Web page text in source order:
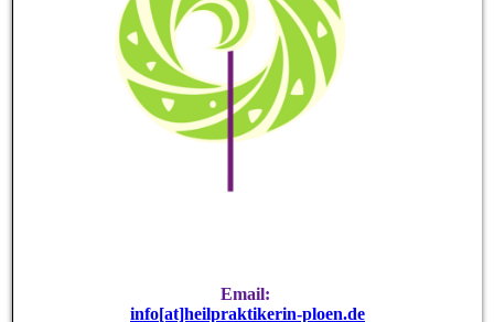
Email:
info[at]heilpraktikerin-ploen.de